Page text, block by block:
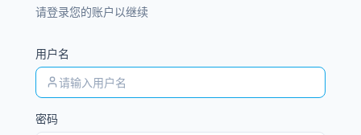
请登录您的账户以继续
用户名
密码